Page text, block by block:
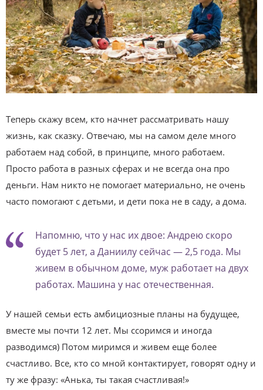
Теперь скажу всем, кто начнет рассматривать нашу
жизнь, как сказку. Отвечаю, мы на самом деле много
работаем над собой, в принципе, много работаем.
Просто работа в разных сферах и не всегда она про
деньги. Нам никто не помогает материально, не очень
часто помогают с детьми, и дети пока не в саду, а дома.
Напомню, что у нас их двое: Андрею скоро
будет 5 лет, а Даниилу сейчас — 2,5 года. Мы
живем в обычном доме, муж работает на двух
работах. Машина у нас отечественная.
У нашей семьи есть амбициозные планы на будущее,
вместе мы почти 12 лет. Мы ссоримся и иногда
разводимся) Потом миримся и живем еще более
счастливо. Все, кто со мной контактирует, говорят одну и
ту же фразу: «Анька, ты такая счастливая!»